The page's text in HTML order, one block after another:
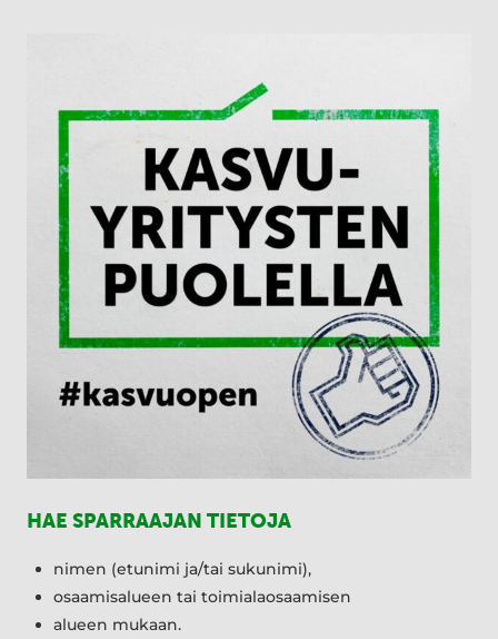
HAE SPARRAAJAN TIETOJA
nimen (etunimi ja/tai sukunimi),
osaamisalueen tai toimialaosaamisen
alueen mukaan.